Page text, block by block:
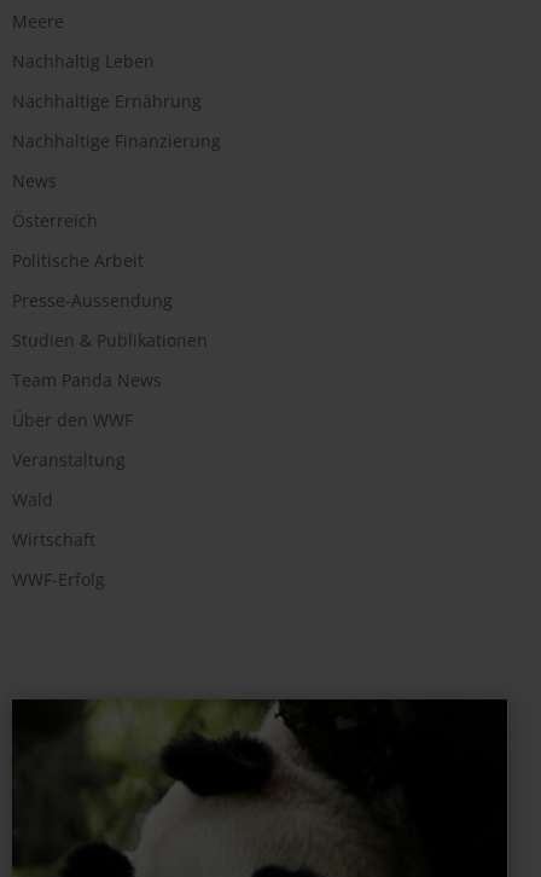
Meere
Nachhaltig Leben
Nachhaltige Ernährung
Nachhaltige Finanzierung
News
Österreich
Politische Arbeit
Presse-Aussendung
Studien & Publikationen
Team Panda News
Über den WWF
Veranstaltung
Wald
Wirtschaft
WWF-Erfolg